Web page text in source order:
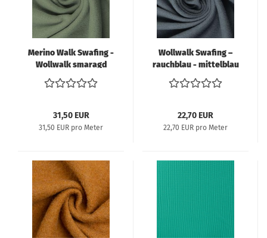
Merino Walk Swafing -
Wollwalk smaragd
31,50 EUR
31,50 EUR pro Meter
Wollwalk Swafing –
rauchblau - mittelblau
22,70 EUR
22,70 EUR pro Meter